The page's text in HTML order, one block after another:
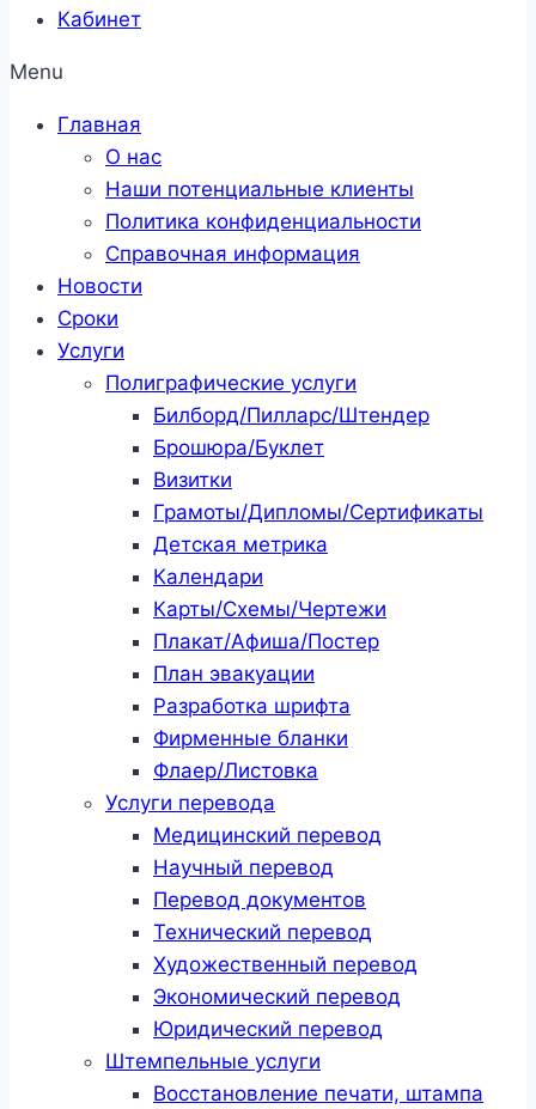
Кабинет
Menu
Главная
О нас
Наши потенциальные клиенты
Политика конфиденциальности
Справочная информация
Новости
Сроки
Услуги
Полиграфические услуги
Билборд/Пилларс/Штендер
Брошюра/Буклет
Визитки
Грамоты/Дипломы/Сертификаты
Детская метрика
Календари
Карты/Схемы/Чертежи
Плакат/Афиша/Постер
План эвакуации
Разработка шрифта
Фирменные бланки
Флаер/Листовка
Услуги перевода
Медицинский перевод
Научный перевод
Перевод документов
Технический перевод
Художественный перевод
Экономический перевод
Юридический перевод
Штемпельные услуги
Восстановление печати, штампа